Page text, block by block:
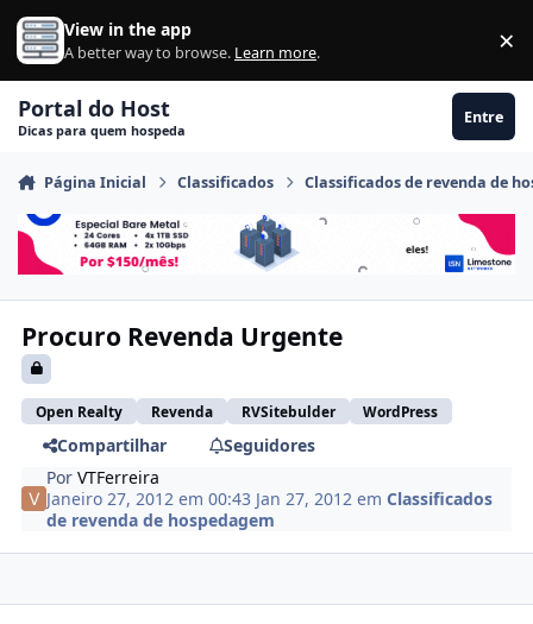
Ir para conteúdo
View in the app
A better way to browse. Learn more. ×
Portal do Host
Dicas para quem hospeda
Entre
Página Inicial Classificados Classificados de revenda de
Procuro Revenda Urgente
Open Realty Revenda RVSitebulder WordPress
Compartilhar
Seguidores
PorVTFerreira
Janeiro 27, 2012 em 00:43 Jan 27, 2012 emClassificados
de revenda de hospedagem